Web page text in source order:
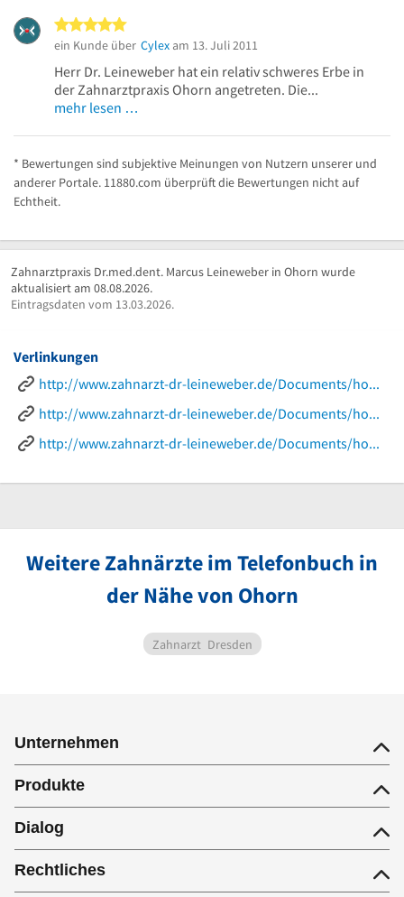
ein Kunde über Cylex am 13. Juli 2011
Herr Dr. Leineweber hat ein relativ schweres Erbe in
der Zahnarztpraxis Ohorn angetreten. Die...
mehr lesen …
* Bewertungen sind subjektive Meinungen von Nutzern unserer und
anderer Portale. 11880.com überprüft die Bewertungen nicht auf
Echtheit.
Zahnarztpraxis Dr.med.dent. Marcus Leineweber in Ohorn wurde
aktualisiert am 08.08.2026.
Eintragsdaten vom 13.03.2026.
Verlinkungen
http://www.zahnarzt-dr-leineweber.de/Documents/homepage-praxis/home-site.htm
http://www.zahnarzt-dr-leineweber.de/Documents/homepage-praxis/implantat-site.htm
http://www.zahnarzt-dr-leineweber.de/Documents/homepage-praxis/leistung-site.htm
Weitere Zahnärzte im Telefonbuch in
der Nähe von Ohorn
Zahnarzt Dresden
Unternehmen
Produkte
Dialog
Rechtliches